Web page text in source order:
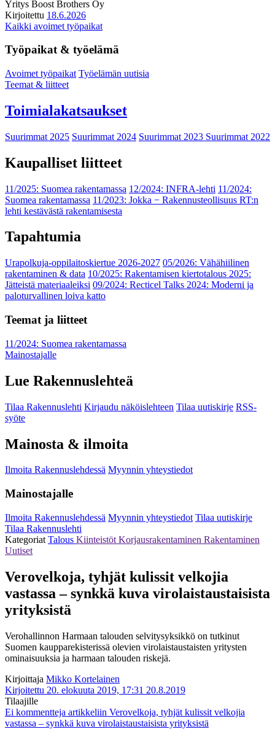
Yritys Boost Brothers Oy
Kirjoitettu 18.6.2026
Kaikki avoimet työpaikat
Työpaikat & työelämä
Avoimet työpaikat Työelämän uutisia
Teemat & liitteet
Toimialakatsaukset
Suurimmat 2025 Suurimmat 2024 Suurimmat 2023 Suurimmat 2022
Kaupalliset liitteet
11/2025: Suomea rakentamassa 12/2024: INFRA-lehti 11/2024:
Suomea rakentamassa 11/2023: Jokka − Rakennusteollisuus RT:n
lehti kestävästä rakentamisesta
Tapahtumia
Urapolkuja-oppilaitoskiertue 2026-2027 05/2026: Vähähiilinen
rakentaminen & data 10/2025: Rakentamisen kiertotalous 2025:
Jätteistä materiaaleiksi 09/2024: Recticel Talks 2024: Moderni ja
paloturvallinen loiva katto
Teemat ja liitteet
11/2024: Suomea rakentamassa
Mainostajalle
Lue Rakennuslehteä
Tilaa Rakennuslehti Kirjaudu näköislehteen Tilaa uutiskirje RSS-
syöte
Mainosta & ilmoita
Ilmoita Rakennuslehdessä Myynnin yhteystiedot
Mainostajalle
Ilmoita Rakennuslehdessä Myynnin yhteystiedot Tilaa uutiskirje
Tilaa Rakennuslehti
Kategoriat Talous Kiinteistöt Korjausrakentaminen Rakentaminen
Uutiset
Verovelkoja, tyhjät kulissit velkojia
vastassa – synkkä kuva virolaistaustaisista
yrityksistä
Verohallinnon Harmaan talouden selvitysyksikkö on tutkinut
Suomen kaupparekisterissä olevien virolaistaustaisten yritysten
ominaisuuksia ja harmaan talouden riskejä.
Kirjoittaja Mikko Kortelainen
Kirjoitettu 20. elokuuta 2019, 17:31 20.8.2019
Tilaajille
Ei kommentteja artikkeliin Verovelkoja, tyhjät kulissit velkojia
vastassa – synkkä kuva virolaistaustaisista yrityksistä